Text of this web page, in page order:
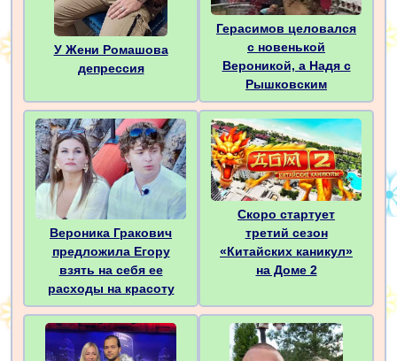
У Жени Ромашова
депрессия
Герасимов целовался
с новенькой
Вероникой, а Надя с
Рышковским
Вероника Гракович
предложила Егору
взять на себя ее
расходы на красоту
Скоро стартует
третий сезон
«Китайских каникул»
на Доме 2